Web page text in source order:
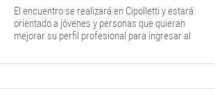
El encuentro se realizará en Cipolletti y estará
orientado a jóvenes y personas que quieran
mejorar su perfil profesional para ingresar al